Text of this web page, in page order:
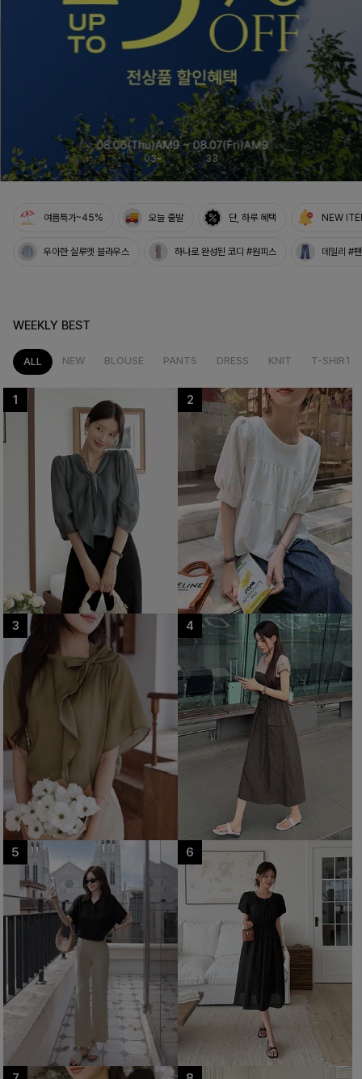
03 33
여름특가~45% 오늘 출발 단, 하루 혜택 NEW
우아한 실루엣 블라우스 하나로 완성된 코디 #원피스 데일리 #
WEEKLY BEST
ALL NEW BLOUSE PANTS DRESS KNIT T-SHIRT